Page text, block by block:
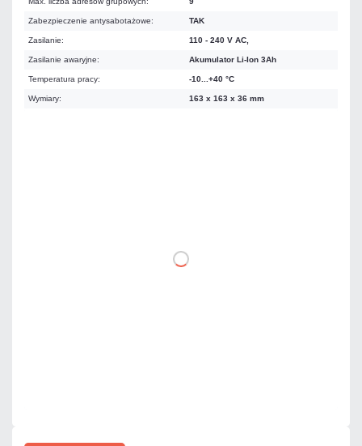
Zabezpieczenie antysabotażowe: TAK
Zasilanie: 110 - 240 V AC,
Zasilanie awaryjne: Akumulator Li-Ion 3Ah
Temperatura pracy: -10...+40 °C
Wymiary: 163 x 163 x 36 mm